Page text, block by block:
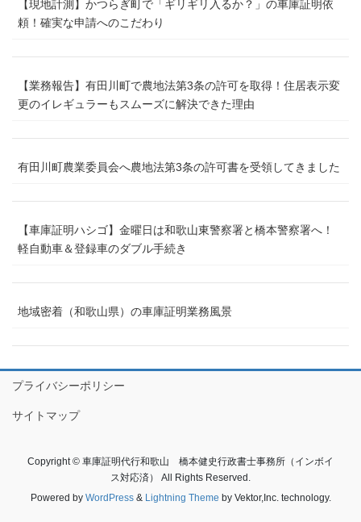
【現地計測】かつらぎ町で「ギリギリ入るか？」の車庫証明依
頼！確実な申請へのこだわり
【業務報告】有田川町で農地法第3条の許可を取得！住居表示変
更のイレギュラーもスムーズに解決できた理由
有田川町農業委員会へ農地法第3条の許可書を受領してきました
【車庫証明ハシゴ】金曜日は和歌山東警察署と橋本警察署へ！
軽自動車＆登録車のダブル手続き
地域密着（和歌山県）の車庫証明業務風景
プライバシーポリシー
サイトマップ
Copyright © 車庫証明代行和歌山 橋本健史行政書士事務所（インボイ
ス対応済） All Rights Reserved.
Powered by WordPress& Lightning Theme by Vektor,Inc. technology.